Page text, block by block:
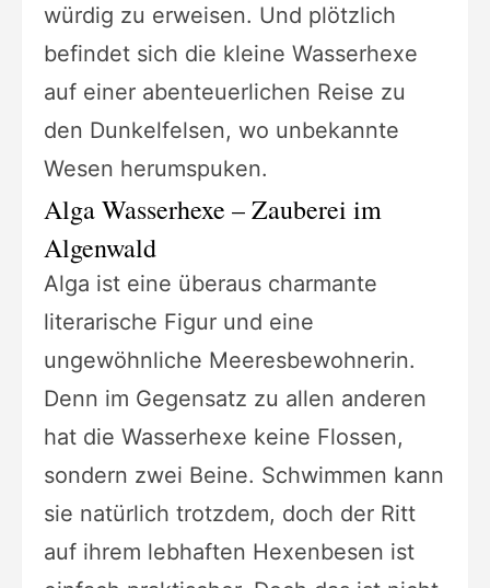
würdig zu erweisen. Und plötzlich
befindet sich die kleine Wasserhexe
auf einer abenteuerlichen Reise zu
den Dunkelfelsen, wo unbekannte
Wesen herumspuken.
Alga Wasserhexe – Zauberei im
Algenwald
Alga ist eine überaus charmante
literarische Figur und eine
ungewöhnliche Meeresbewohnerin.
Denn im Gegensatz zu allen anderen
hat die Wasserhexe keine Flossen,
sondern zwei Beine. Schwimmen kann
sie natürlich trotzdem, doch der Ritt
auf ihrem lebhaften Hexenbesen ist